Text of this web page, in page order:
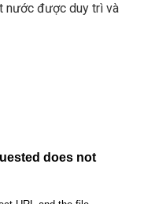
nước được duy trì và